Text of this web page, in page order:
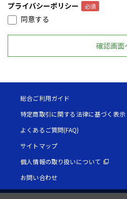
プライバシーポリシー
同意する
総合ご利用ガイド
特定商取引に関する法律に基づく表示
よくあるご質問(FAQ)
サイトマップ
個人情報の取り扱いについて
お問い合わせ